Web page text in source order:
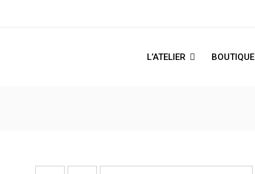
L’ATELIER BOUTIQUE